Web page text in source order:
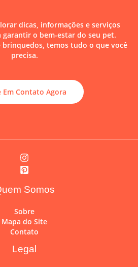
dicas, informações e serviços
garantir o bem-estar do seu pet.
brinquedos, temos tudo o que você
precisa.
Em Contato Agora
Somos
Sobre
Mapa do Site
Contato
Legal